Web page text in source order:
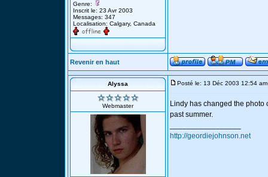
Genre:
Inscrit le: 23 Avr 2003
Messages: 347
Localisation: Calgary, Canada
Revenir en haut
Alyssa
Webmaster
Posté le: 13 Déc 2003 12:54 am
Lindy has changed the photo
past summer.
http://geordiejohnson.net